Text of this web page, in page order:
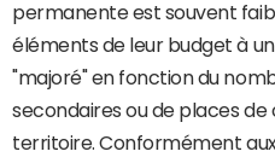
permanente est souvent
éléments de leur budget à
"majoré" en fonction du
secondaires ou de places
territoire. Conformément